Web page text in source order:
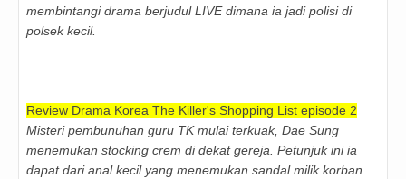
membintangi drama berjudul LIVE dimana ia jadi polisi di
polsek kecil.
Review Drama Korea The Killer's Shopping List episode 2
Misteri pembunuhan guru TK mulai terkuak, Dae Sung
menemukan stocking crem di dekat gereja. Petunjuk ini ia
dapat dari anal kecil yang menemukan sandal milik korban